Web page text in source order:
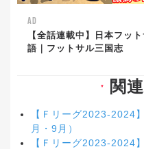
AD
【全話連載中】日本フッ
語｜フットサル三国志
▼ 関
【Ｆリーグ2023-2024
月・9月）
【Ｆリーグ2023-2024